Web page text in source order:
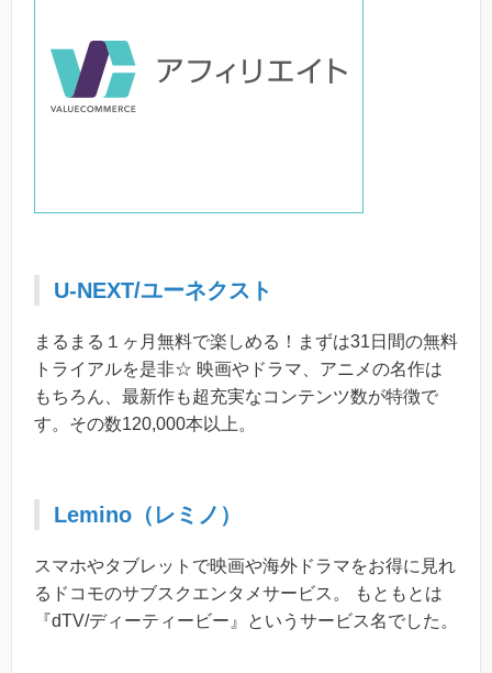
U-NEXT/ユーネクスト
まるまる１ヶ月無料で楽しめる！まずは31日間の無料
トライアルを是非☆ 映画やドラマ、アニメの名作は
もちろん、最新作も超充実なコンテンツ数が特徴で
す。その数120,000本以上。
Lemino（レミノ）
スマホやタブレットで映画や海外ドラマをお得に見れ
るドコモのサブスクエンタメサービス。 もともとは
『dTV/ディーティービー』というサービス名でした。